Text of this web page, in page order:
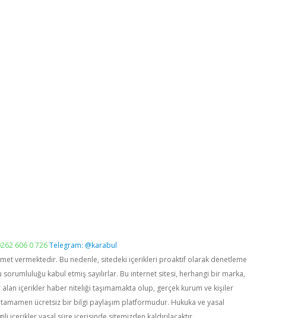
606 0 726Telegram: @karabul
vermektedir. Bu nedenle, sitedeki içerikleri proaktif olarak denetleme
kabul etmiş sayılırlar. Bu internet sitesi, herhangi bir marka,
alan içerikler haber niteliği taşımamakta olup, gerçek kurum ve kişiler
ücretsiz bir bilgi paylaşım platformudur. Hukuka ve yasal